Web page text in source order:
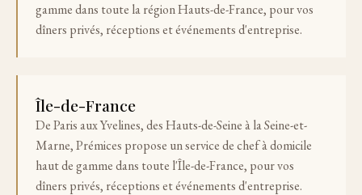
gamme dans toute la région Hauts-de-France, pour vos
dîners privés, réceptions et événements d'entreprise.
Île-de-France
De Paris aux Yvelines, des Hauts-de-Seine à la Seine-et-
Marne, Prémices propose un service de chef à domicile
haut de gamme dans toute l'Île-de-France, pour vos
dîners privés, réceptions et événements d'entreprise.